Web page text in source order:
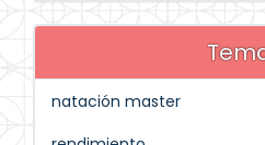
natación master